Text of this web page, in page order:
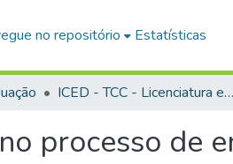
no repositório Estatísticas
ICED - TCC - Licenciatura em Pedagogia
processo de